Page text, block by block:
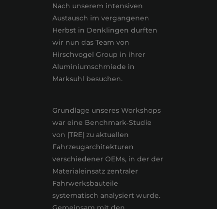
Nach unserem intensiven
Austausch im vergangenen
Herbst in Denklingen durften
wir nun das Team von
Hirschvogel Group in ihrer
Aluminiumschmiede in
Marksuhl besuchen.
Grundlage unseres Workshops
war eine Benchmark‑Studie
von |TRE| zu aktuellen
Fahrzeugarchitekturen
verschiedener OEMs, in der der
Materialeinsatz zentraler
Fahrwerksbauteile
systematisch analysiert wurde.